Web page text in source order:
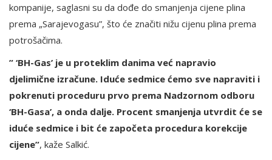
kompanije, saglasni su da dođe do smanjenja cijene plina
prema „Sarajevogasu”, što će značiti nižu cijenu plina prema
potrošačima.
” ‘BH-Gas’ je u proteklim danima već napravio
djelimične izračune. Iduće sedmice ćemo sve napraviti i
pokrenuti proceduru prvo prema Nadzornom odboru
‘BH-Gasa’, a onda dalje. Procent smanjenja utvrdit će se
iduće sedmice i bit će započeta procedura korekcije
cijene”, kaže Salkić.